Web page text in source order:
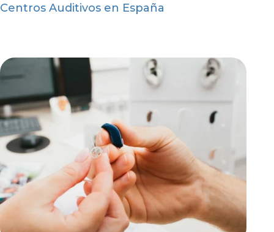
Centros Auditivos en España